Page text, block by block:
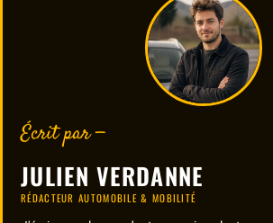
Écrit par —
JULIEN VERDANNE
RÉDACTEUR AUTOMOBILE & MOBILITÉ